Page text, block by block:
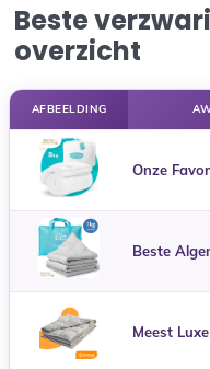
Beste
overzicht
AFBEELDING
Onze
Beste
Meest